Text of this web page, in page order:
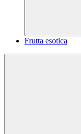
Frutta esotica